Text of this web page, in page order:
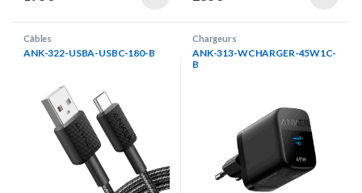
Câbles
ANK-322-USBA-USBC-180-B
Chargeurs
ANK-313-WCHARGER-45W1C-
B